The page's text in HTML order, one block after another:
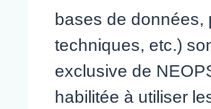
bases de données,
techniques, etc.)
exclusive de
habilitée à utiliser